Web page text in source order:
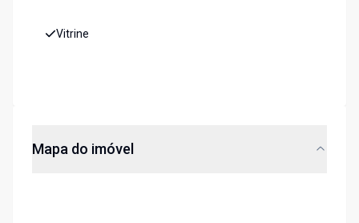
Vitrine
Mapa do imóvel